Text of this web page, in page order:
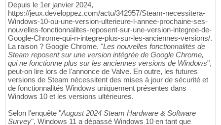
Depuis le 1er janvier 2024,
https://jeux.developpez.com/actu/342957/Steam-necessitera-
Windows-10-ou-une-version-ulterieure-l-annee-prochaine-ses-
nouvelles-fonctionnalites-reposent-sur-une-version-integree-de-
Google-Chrome-qui-n-integre-plus-sur-les-anciennes-versions/.
La raison ? Google Chrome. "Les nouvelles fonctionnalités de
Steam reposent sur une version intégrée de Google Chrome,
qui ne fonctionne plus sur les anciennes versions de Windows",
peut-on lire lors de l'annonce de Valve. En outre, les futures
versions de Steam nécessitent des mises à jour de sécurité et
de fonctionnalités Windows uniquement présentes dans
Windows 10 et les versions ultérieures.
Selon l'enquête "August 2024 Steam Hardware & Software
Survey", Windows 11 a dépassé Windows 10 en tant que